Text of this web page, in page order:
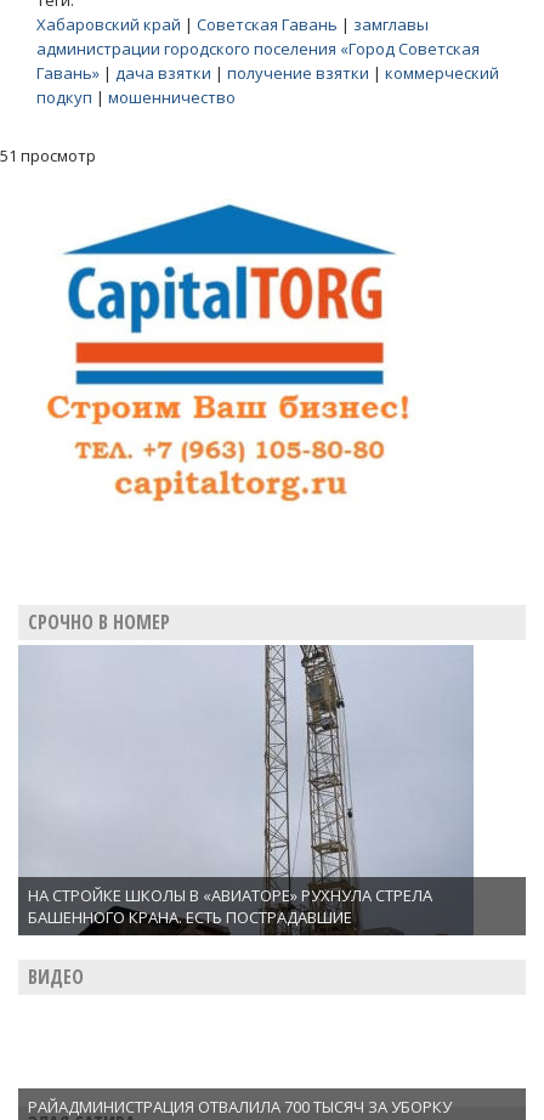
Хабаровский край | Советская Гавань | замглавы
администрации городского поселения «Город Советская
Гавань» | дача взятки | получение взятки | коммерческий
подкуп | мошенничество
51 просмотр
СРОЧНО В НОМЕР
НА СТРОЙКЕ ШКОЛЫ В «АВИАТОРЕ» РУХНУЛА СТРЕЛА
БАШЕННОГО КРАНА. ЕСТЬ ПОСТРАДАВШИЕ
ВИДЕО
РАЙАДМИНИСТРАЦИЯ ОТВАЛИЛА 700 ТЫСЯЧ ЗА УБОРКУ